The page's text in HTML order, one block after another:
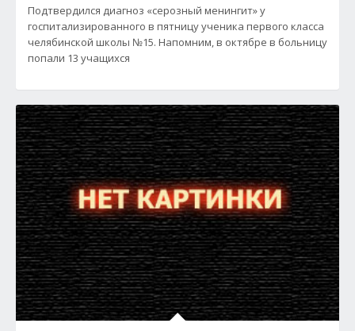
Подтвердился диагноз «серозный менингит» у
госпитализированного в пятницу ученика первого класса
челябинской школы №15. Напомним, в октябре в больницу
попали 13 учащихся